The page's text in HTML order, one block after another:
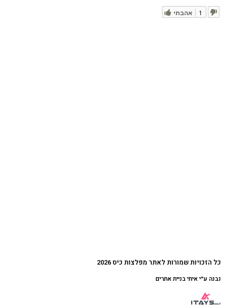
אהבתי 1
כל הזכויות שמורות לאתר מפלצות כיס 2026
נבנה ע״י איתי בניית אתרים